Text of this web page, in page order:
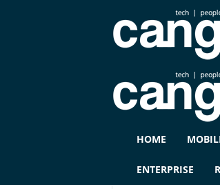
HOME
ENTERPRISE